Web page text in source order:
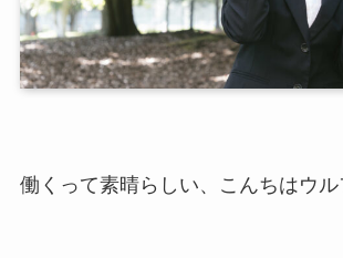
働くって素晴らしい、こんちはウル